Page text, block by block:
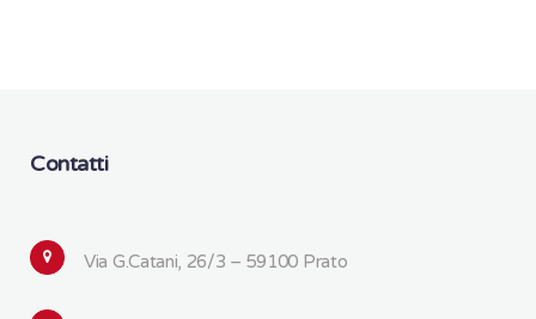
Contatti
Via G.Catani, 26/3 – 59100 Prato